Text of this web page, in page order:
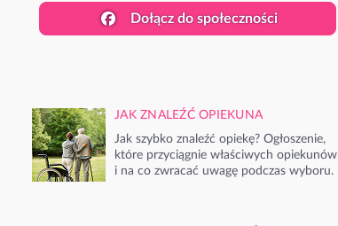
Dołącz do społeczności
JAK ZNALEŹĆ OPIEKUNA
Jak szybko znaleźć opiekę? Ogłoszenie,
które przyciągnie właściwych opiekunów
i na co zwracać uwagę podczas wyboru.